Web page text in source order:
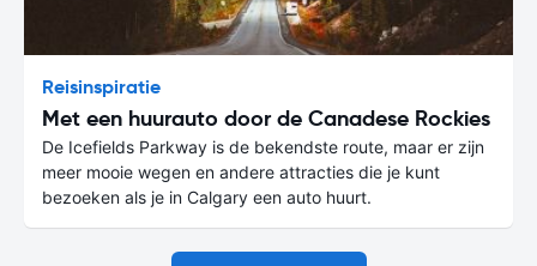
Reisinspiratie
Met een huurauto door de Canadese Rockies
De Icefields Parkway is de bekendste route, maar er zijn
meer mooie wegen en andere attracties die je kunt
bezoeken als je in Calgary een auto huurt.